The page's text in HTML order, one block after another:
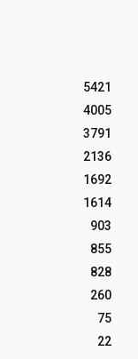
5421
4005
3791
2136
1692
1614
903
855
828
260
75
22